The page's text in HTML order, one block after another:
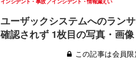
ユーザックシステムへのラン
確認されず 1枚目の写真・画像
この記事は会員